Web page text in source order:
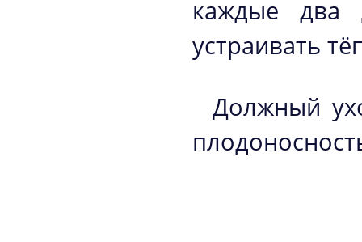
каждые два
устраивать
Должный